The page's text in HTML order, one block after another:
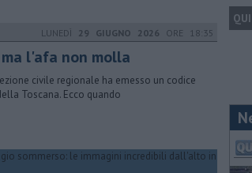
LUNEDÌ 29 GIUGNO 2026 ORE 18:35
l'afa non molla
civile regionale ha emesso un codice
Toscana. Ecco quando
QUI